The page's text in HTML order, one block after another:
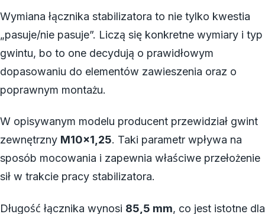
Wymiana łącznika stabilizatora to nie tylko kwestia
„pasuje/nie pasuje”. Liczą się konkretne wymiary i typ
gwintu, bo to one decydują o prawidłowym
dopasowaniu do elementów zawieszenia oraz o
poprawnym montażu.
W opisywanym modelu producent przewidział gwint
zewnętrzny M10x1,25. Taki parametr wpływa na
sposób mocowania i zapewnia właściwe przełożenie
sił w trakcie pracy stabilizatora.
Długość łącznika wynosi 85,5 mm, co jest istotne dla